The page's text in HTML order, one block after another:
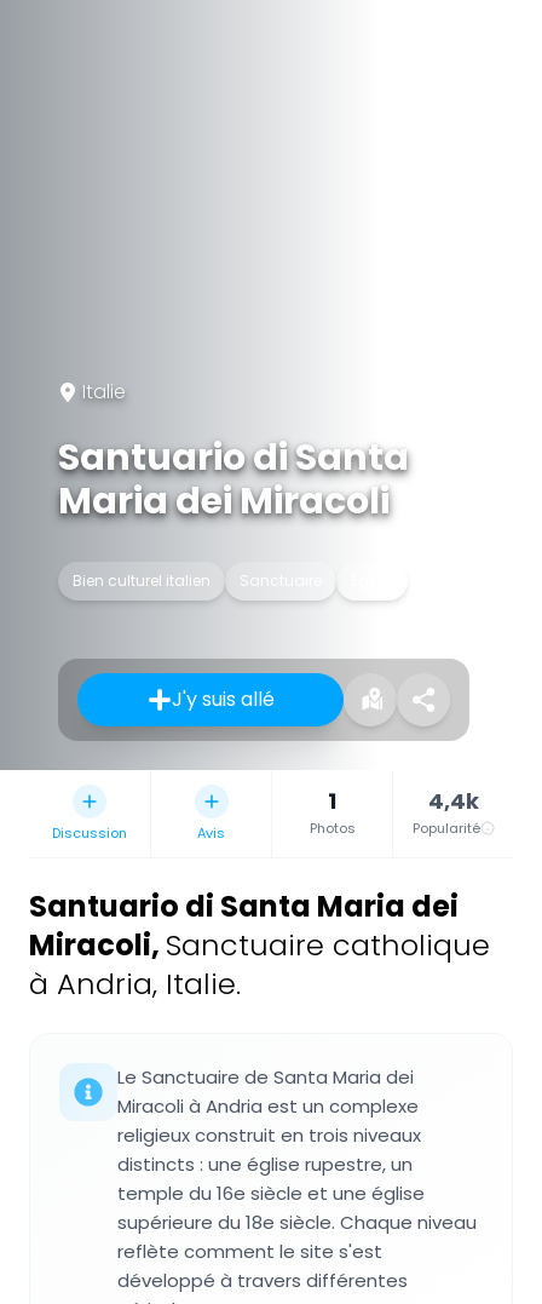
Italie
Santuario di Santa
Maria dei Miracoli
Bien culturel italien Sanctuaire
J'y suis allé
Discussion Avis
1
Photos
4,4k
Popularité
Santuario di Santa Maria dei
Miracoli, Sanctuaire catholique
à Andria, Italie.
Le Sanctuaire de Santa Maria dei
Miracoli à Andria est un complexe
religieux construit en trois niveaux
distincts : une église rupestre, un
temple du 16e siècle et une église
supérieure du 18e siècle. Chaque niveau
reflète comment le site s'est
développé à travers différentes